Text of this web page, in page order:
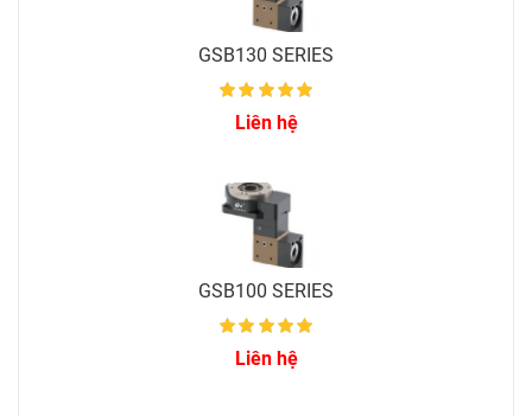
GSB130 SERIES
Liên hệ
GSB100 SERIES
Liên hệ